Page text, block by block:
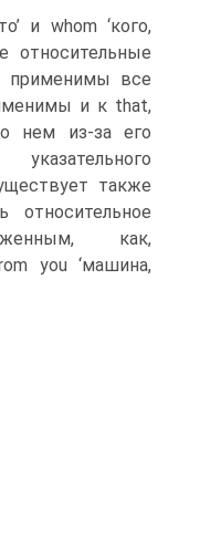
и whom ‘кого,
относительные
применимы все
и к that,
нем из-за его
также
относительное
как,
you ‘машина,